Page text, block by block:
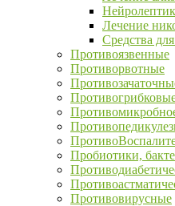
Нейролептик
Лечение
Средства
Противоязвенные
Противорвотные
Пробиотики,
Противовирусные